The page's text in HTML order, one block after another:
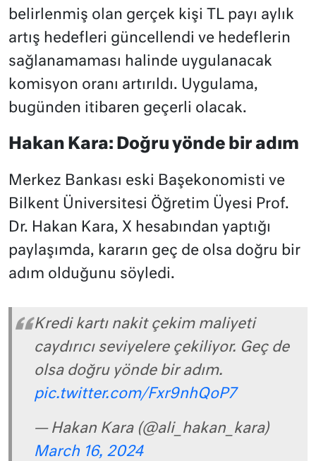
belirlenmiş olan gerçek kişi TL payı aylık
artış hedefleri güncellendi ve hedeflerin
sağlanamaması halinde uygulanacak
komisyon oranı artırıldı. Uygulama,
bugünden itibaren geçerli olacak.
Hakan Kara: Doğru yönde bir adım
Merkez Bankası eski Başekonomisti ve
Bilkent Üniversitesi Öğretim Üyesi Prof.
Dr. Hakan Kara, X hesabından yaptığı
paylaşımda, kararın geç de olsa doğru bir
adım olduğunu söyledi.
Kredi kartı nakit çekim maliyeti
caydırıcı seviyelere çekiliyor. Geç de
olsa doğru yönde bir adım.
pic.twitter.com/Fxr9nhQoP7
— Hakan Kara (@ali_hakan_kara)
March 16, 2024